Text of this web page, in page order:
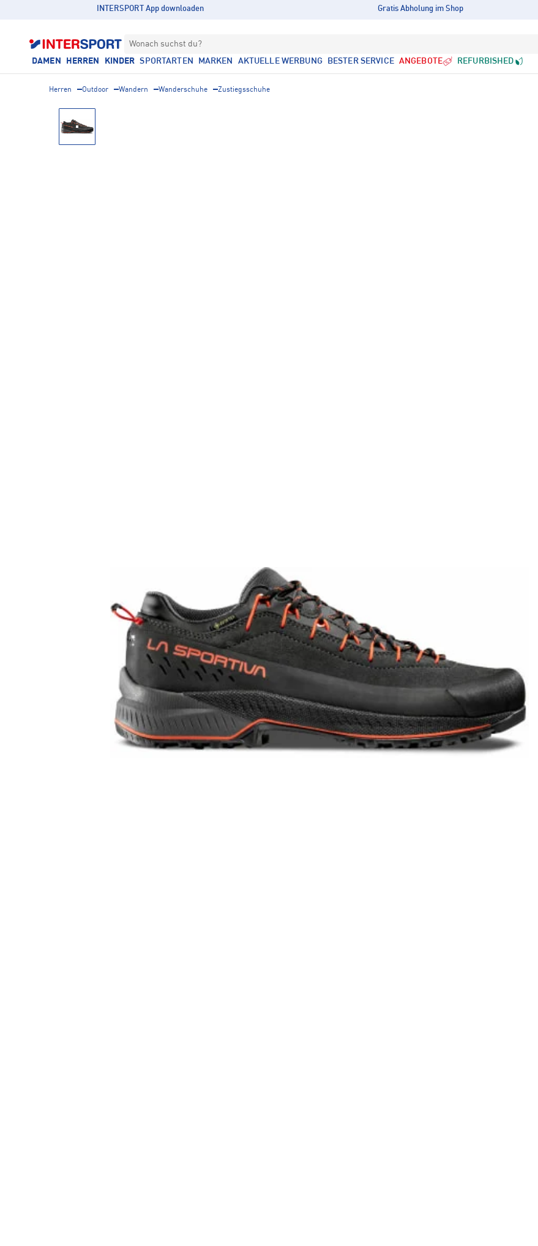
INTERSPORT App downloaden Gratis Abholung im Shop
Wonach suchst du?
DAMEN HERREN KINDER SPORTARTEN MARKEN AKTUELLE WERBUNG BESTER SERVICE ANGEBOTE REFURBISHED
Herren Outdoor Wandern Wanderschuhe Zustiegsschuhe